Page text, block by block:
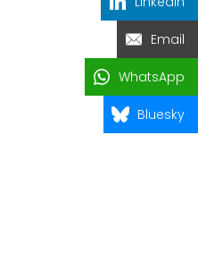
Email
WhatsApp
Bluesky